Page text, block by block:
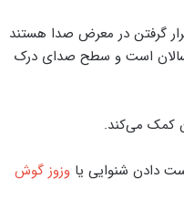
گرفتن در معرض صدا هستند
است و سطح صدای درک
کمک می‌کند.
دادن شنوایی یا وزوز گوش